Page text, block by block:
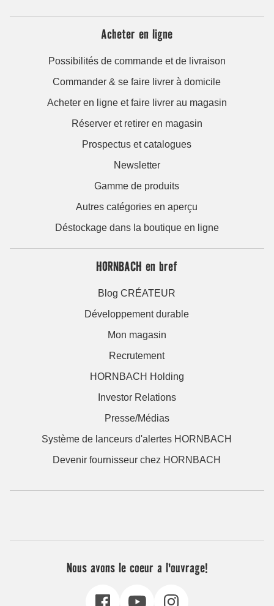
Acheter en ligne
Possibilités de commande et de livraison
Commander & se faire livrer à domicile
Acheter en ligne et faire livrer au magasin
Réserver et retirer en magasin
Prospectus et catalogues
Newsletter
Gamme de produits
Autres catégories en aperçu
Déstockage dans la boutique en ligne
HORNBACH en bref
Blog CRÉATEUR
Développement durable
Mon magasin
Recrutement
HORNBACH Holding
Investor Relations
Presse/Médias
Système de lanceurs d'alertes HORNBACH
Devenir fournisseur chez HORNBACH
Nous avons le coeur a l'ouvrage!